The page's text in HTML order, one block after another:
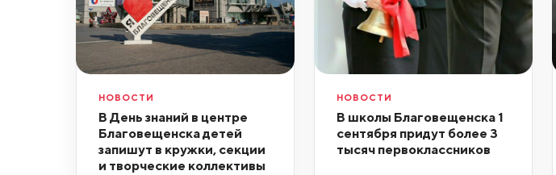
НОВОСТИ
В День знаний в центре
Благовещенска детей
запишут в кружки, секции
и творческие коллективы
НОВОСТИ
В школы Благовещенска 1
сентября придут более 3
тысяч первоклассников